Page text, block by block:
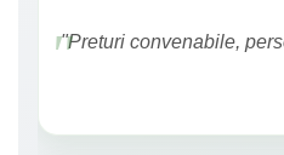
"Preturi convenabile,